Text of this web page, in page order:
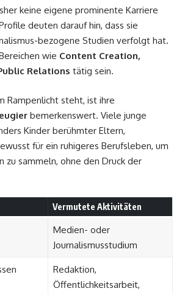
keine eigene prominente Karriere
deuten darauf hin, dass sie
bezogene Studien verfolgt hat.
wie Content Creation,
Relations tätig sein.
Rampenlicht steht, ist ihre
bemerkenswert. Viele junge
Kinder berühmter Eltern,
für ein ruhigeres Berufsleben, um
zu sammeln, ohne den Druck der
Vermutete Aktivitäten
Medien- oder
Journalismusstudium
Redaktion,
Öffentlichkeitsarbeit,